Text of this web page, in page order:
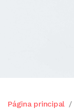
Página principal